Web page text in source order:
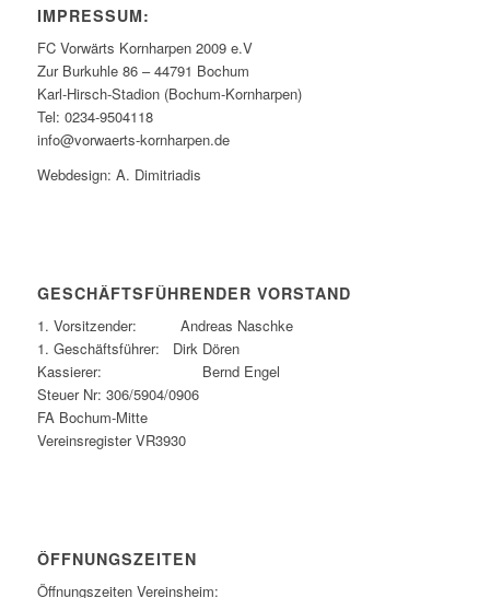
IMPRESSUM:
FC Vorwärts Kornharpen 2009 e.V
Zur Burkuhle 86 – 44791 Bochum
Karl-Hirsch-Stadion (Bochum-Kornharpen)
Tel: 0234-9504118
info@vorwaerts-kornharpen.de
Webdesign: A. Dimitriadis
GESCHÄFTSFÜHRENDER VORSTAND
1. Vorsitzender: Andreas Naschke
1. Geschäftsführer: Dirk Dören
Kassierer: Bernd Engel
Steuer Nr: 306/5904/0906
FA Bochum-Mitte
Vereinsregister VR3930
ÖFFNUNGSZEITEN
Öffnungszeiten Vereinsheim: